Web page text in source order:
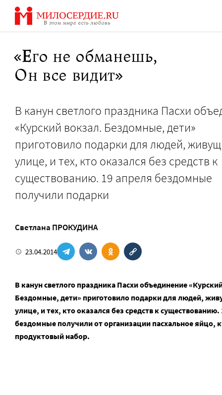
Перейти
содержанию
«Его не обманешь,
Он все видит»
В канун светлого праздника Пасхи
«Курский вокзал. Бездомные, дети»
приготовило подарки для людей,
улице, и тех, кто оказался без средств к
существованию. 19 апреля бездомные
получили подарки
Светлана ПРОКУДИНА
23.04.2014
В канун светлого праздника Пасхи объединение
Бездомные, дети» приготовило подарки для людей,
улице, и тех, кто оказался без средств к существованию.
бездомные получили от организации пасхальное яйцо,
продуктовый набор.